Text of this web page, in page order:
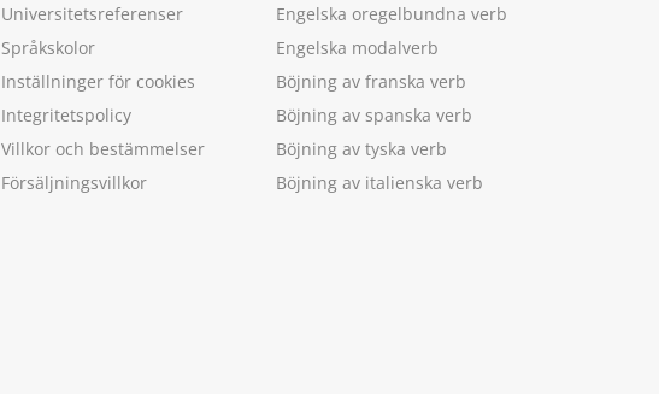
Universitetsreferenser
Språkskolor
Inställninger för cookies
Integritetspolicy
Villkor och bestämmelser
Försäljningsvillkor
Engelska oregelbundna verb
Engelska modalverb
Böjning av franska verb
Böjning av spanska verb
Böjning av tyska verb
Böjning av italienska verb